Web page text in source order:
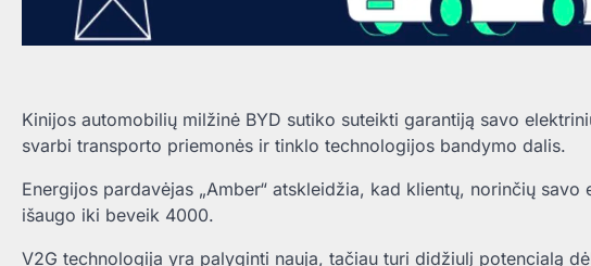
Kinijos automobilių milžinė BYD sutiko suteikti garantiją savo
svarbi transporto priemonės ir tinklo technologijos bandymo dalis.
Energijos pardavėjas „Amber“ atskleidžia, kad klientų, norinčių
išaugo iki beveik 4000.
V2G technologija yra palyginti nauja, tačiau turi didžiulį potencialą